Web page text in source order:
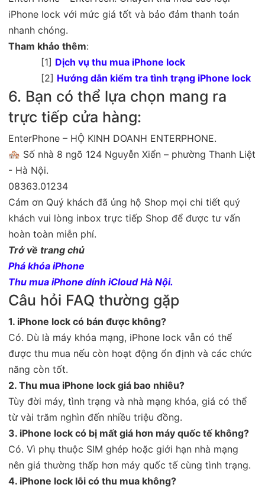
iPhone lock với mức giá tốt và bảo đảm thanh toán
nhanh chóng.
Tham khảo thêm:
[1] Dịch vụ thu mua iPhone lock
[2] Hướng dẫn kiểm tra tình trạng iPhone lock
6. Bạn có thể lựa chọn mang ra
trực tiếp cửa hàng:
EnterPhone – HỘ KINH DOANH ENTERPHONE.
🏘 Số nhà 8 ngõ 124 Nguyễn Xiển – phường Thanh Liệt
- Hà Nội.
08363.01234
Cám ơn Quý khách đã ủng hộ Shop mọi chi tiết quý
khách vui lòng inbox trực tiếp Shop để được tư vấn
hoàn toàn miễn phí.
Trở về trang chủ
Phá khóa iPhone
Thu mua iPhone dính iCloud Hà Nội.
Câu hỏi FAQ thường gặp
1. iPhone lock có bán được không?
Có. Dù là máy khóa mạng, iPhone lock vẫn có thể
được thu mua nếu còn hoạt động ổn định và các chức
năng còn tốt.
2. Thu mua iPhone lock giá bao nhiêu?
Tùy đời máy, tình trạng và nhà mạng khóa, giá có thể
từ vài trăm nghìn đến nhiều triệu đồng.
3. iPhone lock có bị mất giá hơn máy quốc tế không?
Có. Vì phụ thuộc SIM ghép hoặc giới hạn nhà mạng
nên giá thường thấp hơn máy quốc tế cùng tình trạng.
4. iPhone lock lỗi có thu mua không?